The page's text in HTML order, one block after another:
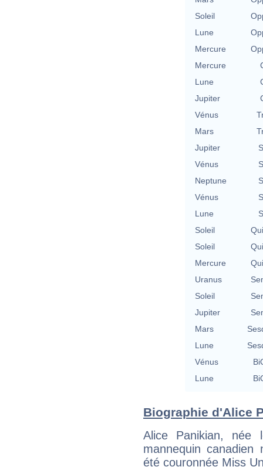
Soleil
Lune
Mercure
Mercure
Lune
Jupiter
Vénus
Mars
Jupiter
Vénus
Neptune
Vénus
Lune
Soleil
Soleil
Mercure
Uranus
Soleil
Jupiter
Mars
Lune
Vénus
Lune
Biographie d'Alice
Alice Panikian,
mannequin
été couronnée Miss